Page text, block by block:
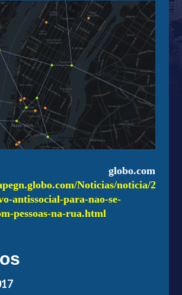
globo.com
Noticias/noticia/2013/
antissocial-para-nao-se-
pessoas-na-rua.html